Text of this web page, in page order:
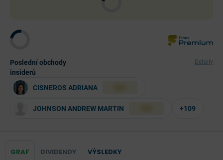
Poslední obchody
insiderů
Detaily
CISNEROS ADRIANA
JOHNSON ANDREW MARTIN +109
GRAF DIVIDENDY VÝSLEDKY